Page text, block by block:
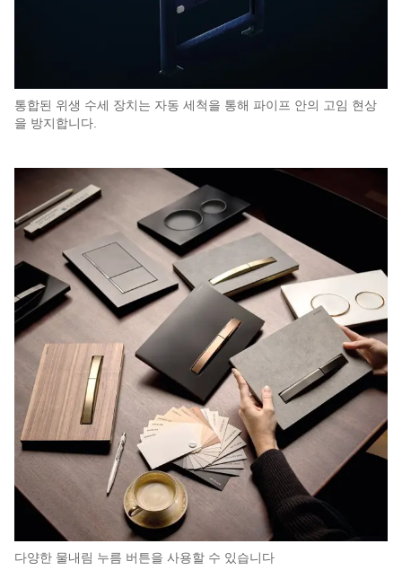
통합된 위생 수세 장치는 자동 세척을 통해 파이프 안의 고임 현상
을 방지합니다.
다양한 물내림 누름 버튼을 사용할 수 있습니다